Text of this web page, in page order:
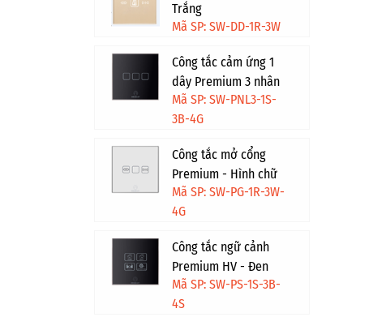
Trắng
Mã SP: SW-DD-1R-3W
Công tắc cảm ứng 1
dây Premium 3 nhân
HV - Đen viền vàng
Mã SP: SW-PNL3-1S-
3B-4G
Công tắc mở cổng
Premium - Hình chữ
nhật - Trắng viền vàng
Mã SP: SW-PG-1R-3W-
4G
Công tắc ngữ cảnh
Premium HV - Đen
viền bạc
Mã SP: SW-PS-1S-3B-
4S